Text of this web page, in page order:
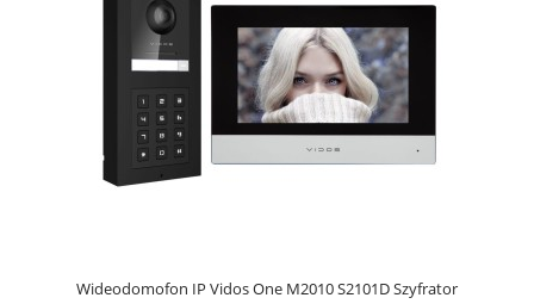
Wideodomofon IP Vidos One M2010 S2101D Szyfrator